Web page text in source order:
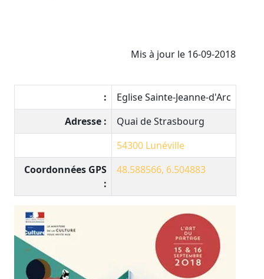
Mis à jour le 16-09-2018
:
Eglise Sainte-Jeanne-d'Arc
Adresse :
Quai de Strasbourg
54300 Lunéville
Coordonnées GPS
:
48.588566, 6.504883